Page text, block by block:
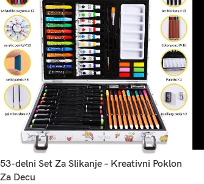
53-delni Set Za Slikanje – Kreativni Poklon
Za Decu